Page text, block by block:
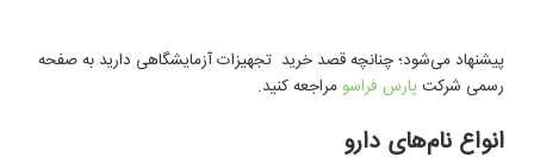
پیشنهاد می‌شود؛ چنانچه قصد خرید تجهیزات آزمایشگاهی دارید به صفحه
رسمی شرکتپارس فراسو مراجعه کنید.
انواع نام‌های دارو